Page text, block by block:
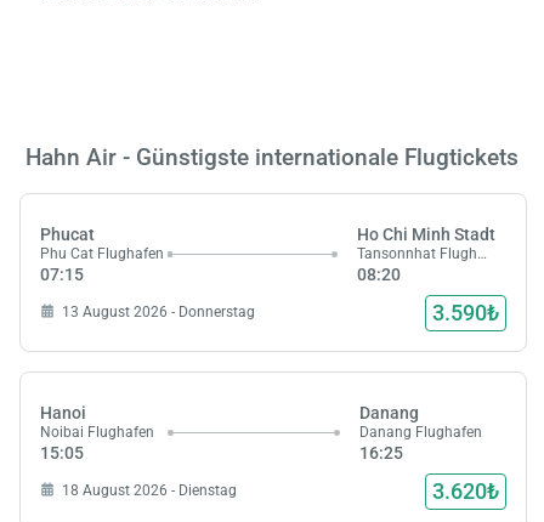
Hahn Air - Günstigste internationale Flugtickets
Phucat
Phu Cat Flughafen
07:15
Ho Chi Minh Stadt
Tansonnhat Flughafen
08:20
13 August 2026 - Donnerstag 3.590₺
Hanoi
Noibai Flughafen
15:05
Danang
Danang Flughafen
16:25
18 August 2026 - Dienstag 3.620₺